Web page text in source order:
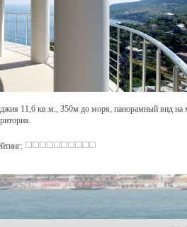
11,6 кв.м., 350м до моря, панорамный вид на